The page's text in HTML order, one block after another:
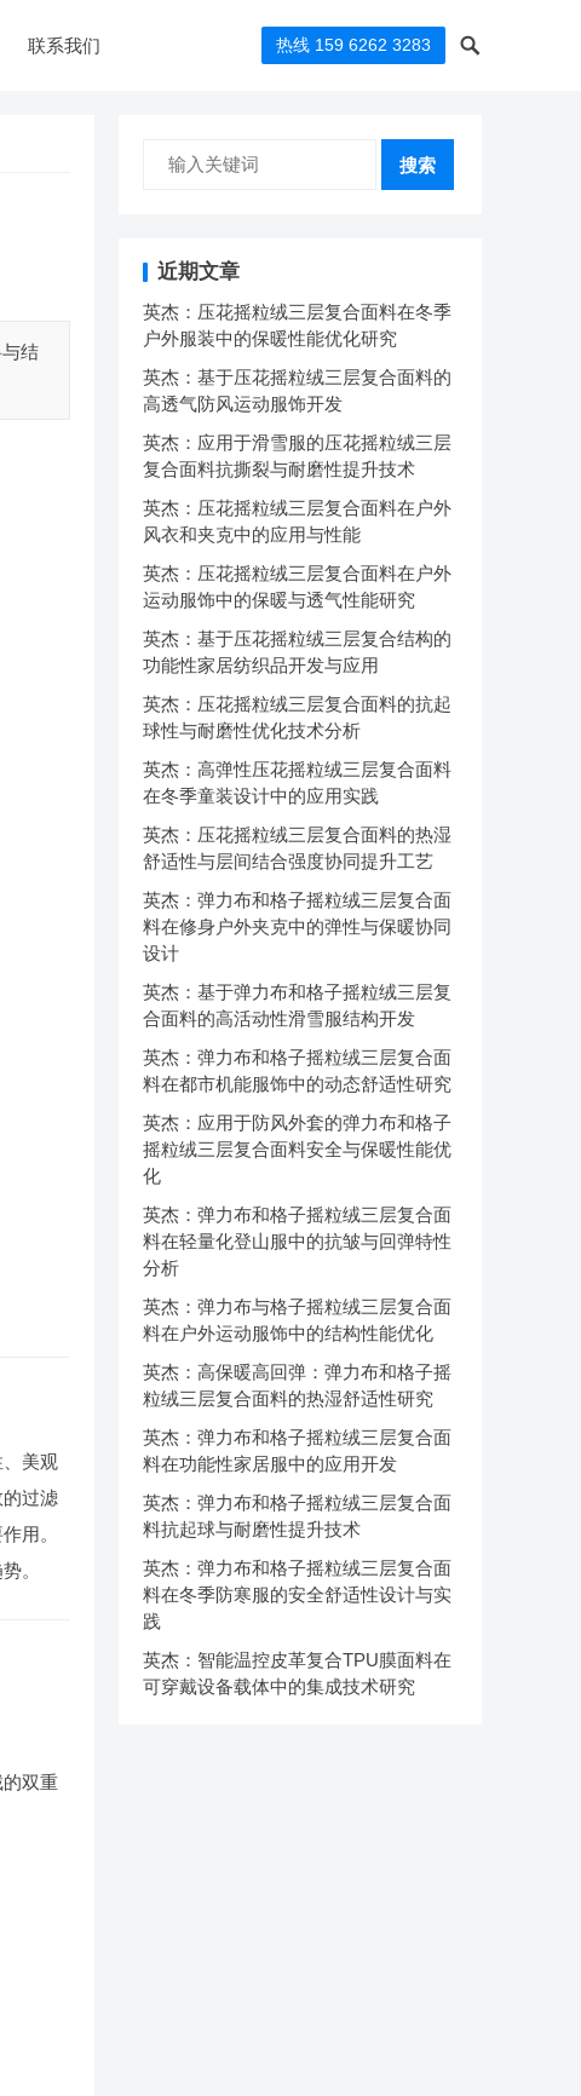
联系我们 热线 159 6262 3283
结
美观
过滤
用。
。
双重
搜索
近期文章
英杰：压花摇粒绒三层复合面料在冬季
户外服装中的保暖性能优化研究
英杰：基于压花摇粒绒三层复合面料的
高透气防风运动服饰开发
英杰：应用于滑雪服的压花摇粒绒三层
复合面料抗撕裂与耐磨性提升技术
英杰：压花摇粒绒三层复合面料在户外
风衣和夹克中的应用与性能
英杰：压花摇粒绒三层复合面料在户外
运动服饰中的保暖与透气性能研究
英杰：基于压花摇粒绒三层复合结构的
功能性家居纺织品开发与应用
英杰：压花摇粒绒三层复合面料的抗起
球性与耐磨性优化技术分析
英杰：高弹性压花摇粒绒三层复合面料
在冬季童装设计中的应用实践
英杰：压花摇粒绒三层复合面料的热湿
舒适性与层间结合强度协同提升工艺
英杰：弹力布和格子摇粒绒三层复合面
料在修身户外夹克中的弹性与保暖协同
设计
英杰：基于弹力布和格子摇粒绒三层复
合面料的高活动性滑雪服结构开发
英杰：弹力布和格子摇粒绒三层复合面
料在都市机能服饰中的动态舒适性研究
英杰：应用于防风外套的弹力布和格子
摇粒绒三层复合面料安全与保暖性能优
化
英杰：弹力布和格子摇粒绒三层复合面
料在轻量化登山服中的抗皱与回弹特性
分析
英杰：弹力布与格子摇粒绒三层复合面
料在户外运动服饰中的结构性能优化
英杰：高保暖高回弹：弹力布和格子摇
粒绒三层复合面料的热湿舒适性研究
英杰：弹力布和格子摇粒绒三层复合面
料在功能性家居服中的应用开发
英杰：弹力布和格子摇粒绒三层复合面
料抗起球与耐磨性提升技术
英杰：弹力布和格子摇粒绒三层复合面
料在冬季防寒服的安全舒适性设计与实
践
英杰：智能温控皮革复合TPU膜面料在
可穿戴设备载体中的集成技术研究